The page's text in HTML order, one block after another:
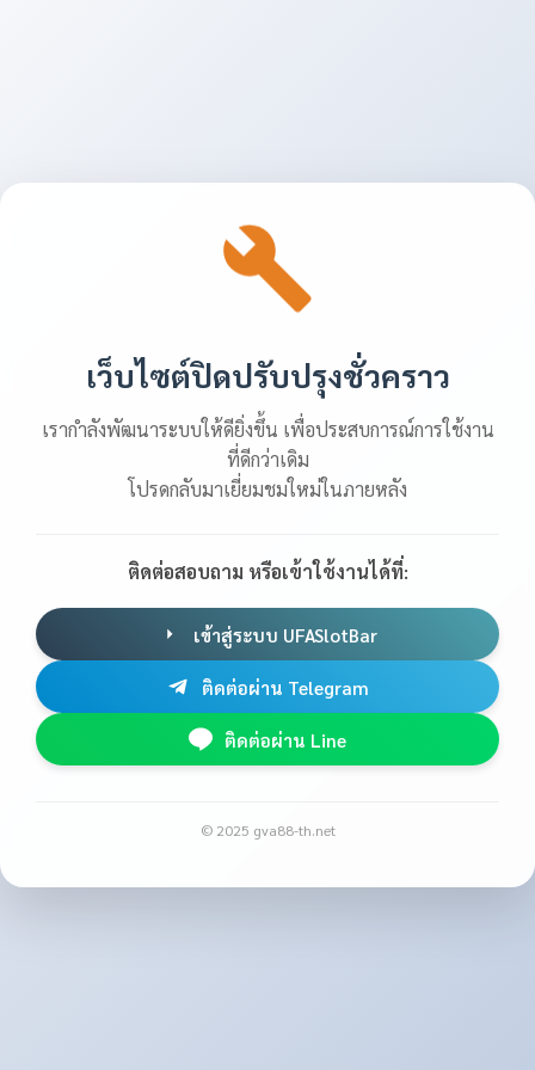
เว็บไซต์ปิดปรับปรุงชั่วคราว
เรากำลังพัฒนาระบบให้ดียิ่งขึ้น เพื่อประสบการณ์การใช้งาน
ที่ดีกว่าเดิม
โปรดกลับมาเยี่ยมชมใหม่ในภายหลัง
ติดต่อสอบถาม หรือเข้าใช้งานได้ที่:
เข้าสู่ระบบ UFASlotBar
ติดต่อผ่าน Telegram
ติดต่อผ่าน Line
© 2025 gva88-th.net